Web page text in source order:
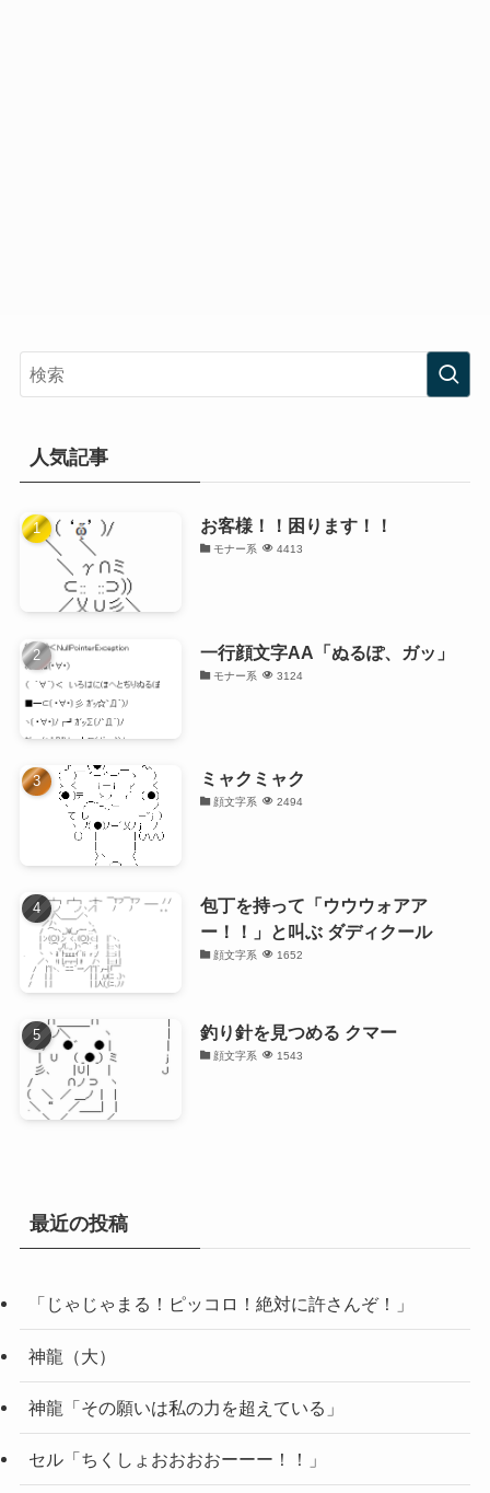
人気記事
お客様！！困ります！！
モナー系 4413
一行顔文字AA「ぬるぽ、ガッ」
モナー系 3124
ミャクミャク
顔文字系 2494
包丁を持って「ウウウォアア
ー！！」と叫ぶ ダディクール
顔文字系 1652
釣り針を見つめる クマー
顔文字系 1543
最近の投稿
「じゃじゃまる！ピッコロ！絶対に許さんぞ！」
神龍（大）
神龍「その願いは私の力を超えている」
セル「ちくしょおおおおーーー！！」